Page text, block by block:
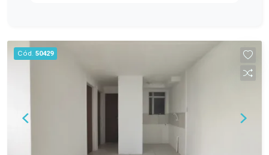
dormitório principal, proporcionando mais
organização e elegância. O banheiro possui box
de vidro, e o quarto principal conta com ar-
condicionado, garantindo maior conforto em
perfeita para reunir a família e os amigos, além
vidro, agregando ainda mais conforto e
Cód. 50429